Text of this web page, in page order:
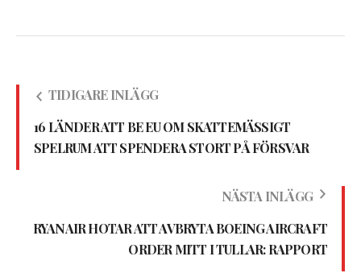
TIDIGARE INLÄGG
16 LÄNDER ATT BE EU OM SKATTEMÄSSIGT
SPELRUM ATT SPENDERA STORT PÅ FÖRSVAR
NÄSTA INLÄGG
RYANAIR HOTAR ATT AVBRYTA BOEING AIRCRAFT
ORDER MITT I TULLAR: RAPPORT